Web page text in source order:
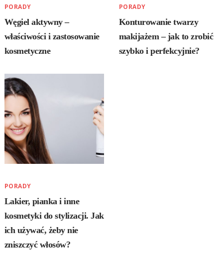
PORADY
Węgiel aktywny –
właściwości i zastosowanie
kosmetyczne
PORADY
Konturowanie twarzy
makijażem – jak to zrobić
szybko i perfekcyjnie?
PORADY
Lakier, pianka i inne
kosmetyki do stylizacji. Jak
ich używać, żeby nie
zniszczyć włosów?